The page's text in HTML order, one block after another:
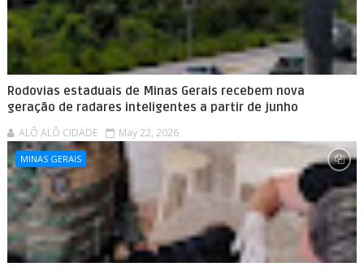
Rodovias estaduais de Minas Gerais recebem nova
geração de radares inteligentes a partir de junho
ALÔ ALÔ CIDADE May 22, 2026
MINAS GERAIS